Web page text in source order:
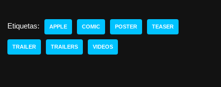
Etiquetas: APPLE COMIC POSTER TEASER
TRAILER TRAILERS VIDEOS